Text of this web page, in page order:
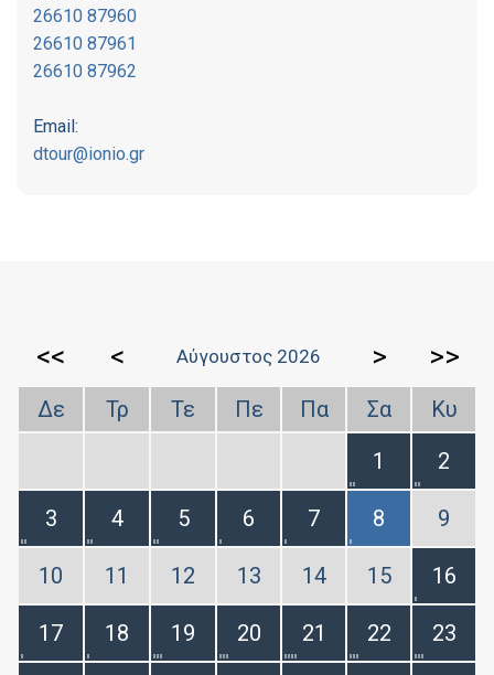
26610 87960
26610 87961
26610 87962
Email:
dtour@ionio.gr
<< < Αύγουστος 2026 > >>
Δε Τρ Τε Πε Πα Σα
Κυ
1
2
3 4 5 6 7 8 9
10 11 12 13 14 15 16
17 18 19 20 21 22 23